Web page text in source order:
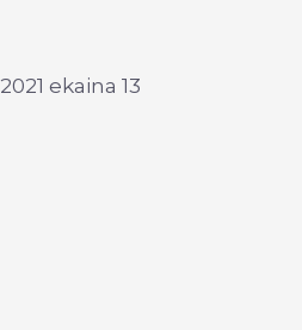
2021 ekaina 13